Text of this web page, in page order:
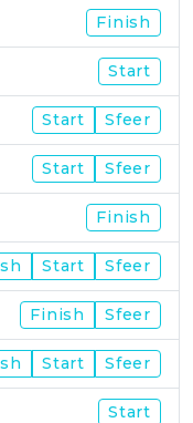
Finish
Start
Start Sfeer
Start Sfeer
Finish
Start Sfeer
Finish Sfeer
Start Sfeer
Start